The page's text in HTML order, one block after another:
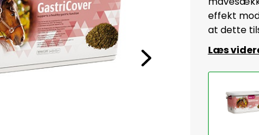
effekt
at dette
Læs